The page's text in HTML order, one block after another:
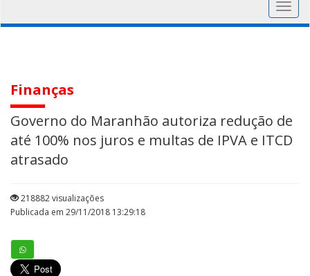
Finanças
Governo do Maranhão autoriza redução de
até 100% nos juros e multas de IPVA e ITCD
atrasado
218882 visualizações
Publicada em 29/11/2018 13:29:18